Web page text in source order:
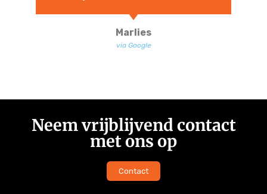
Neem vrijblijvend contact
met ons op
Contact